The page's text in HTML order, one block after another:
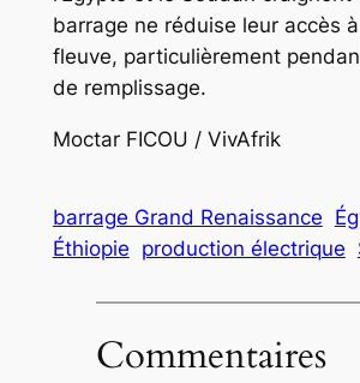
barrage ne réduise leur accès à
fleuve, particulièrement
de remplissage.
Moctar FICOU / VivAfrik
barrage Grand Renaissance
Éthiopie production électrique
Commentaires